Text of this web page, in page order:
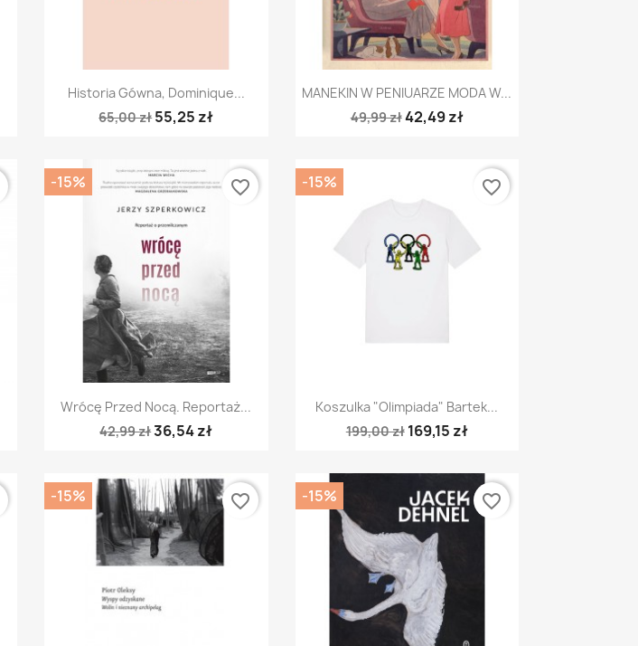
Szybki podgląd
Historia Gówna, Dominique...
65,00 zł55,25 zł
Szybki podgląd
MANEKIN W PENIUARZE MODA W...
49,99 zł42,49 zł
Szybki podgląd
Wrócę Przed Nocą. Reportaż...
42,99 zł36,54 zł
-15% favorite_border
Szybki podgląd
Koszulka "Olimpiada" Bartek...
199,00 zł 169,15 zł
-15% favorite_border
-15% favorite_border -15% favorite_border